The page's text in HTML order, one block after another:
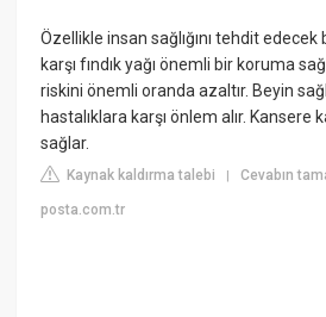
Özellikle insan sağlığını tehdit edecek
karşı fındık yağı önemli bir koruma
riskini önemli oranda azaltır. Beyin
hastalıklara karşı önlem alır. Kansere
sağlar.
Kaynak kaldırma talebi |Cevabın
posta.com.tr